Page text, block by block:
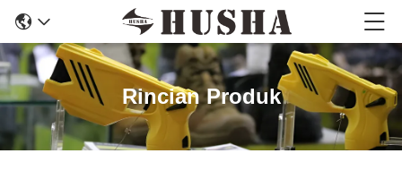
Rincian Produk